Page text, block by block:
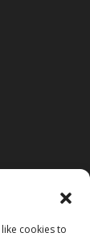
cookies to